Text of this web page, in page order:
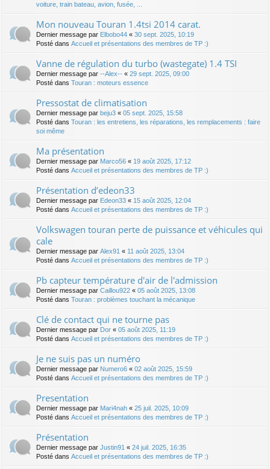
voiture, train bateau, avion, fusée, ...
Mon nouveau Touran 1.4tsi 2014 carat.
Dernier message par Elbobo44 « 30 sept. 2025, 10:19
Posté dans Accueil et présentations des membres de TP :)
Vanne de régulation du turbo (wastegate) 1.4 TSI
Dernier message par --Alex-- « 29 sept. 2025, 09:00
Posté dans Touran : moteurs essence
Pressostat de climatisation
Dernier message par beju3 « 05 sept. 2025, 15:58
Posté dans Touran : les entretiens, les réparations, les remplacements : faire
soi même
Ma présentation
Dernier message par Marco56 « 19 août 2025, 17:12
Posté dans Accueil et présentations des membres de TP :)
Présentation d’edeon33
Dernier message par Edeon33 « 15 août 2025, 12:04
Posté dans Accueil et présentations des membres de TP :)
Volkswagen touran perte de puissance et véhicules qui
cale
Dernier message par Alex91 « 11 août 2025, 13:04
Posté dans Accueil et présentations des membres de TP :)
Pb capteur température d'air de l'admission
Dernier message par Caillou922 « 05 août 2025, 13:08
Posté dans Touran : problèmes touchant la mécanique
Clé de contact qui ne tourne pas
Dernier message par Dor « 05 août 2025, 11:19
Posté dans Accueil et présentations des membres de TP :)
Je ne suis pas un numéro
Dernier message par Numero6 « 02 août 2025, 15:59
Posté dans Accueil et présentations des membres de TP :)
Presentation
Dernier message par Mari4nah « 25 juil. 2025, 10:09
Posté dans Accueil et présentations des membres de TP :)
Présentation
Dernier message par Justin91 « 24 juil. 2025, 16:35
Posté dans Accueil et présentations des membres de TP :)